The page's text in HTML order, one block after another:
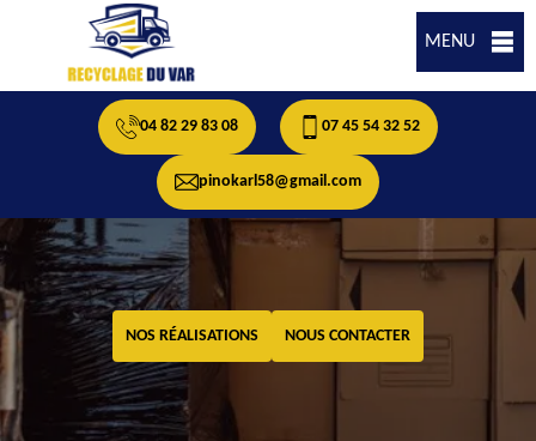
MENU
04 82 29 83 08 07 45 54 32 52
pinokarl58@gmail.com
NOS RÉALISATIONS NOUS CONTACTER